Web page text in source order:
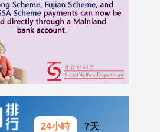
24小時 7天